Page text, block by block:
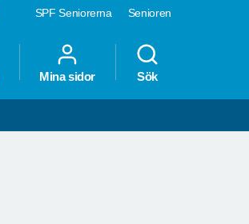
SPF Seniorerna Senioren
Mina sidor Sök